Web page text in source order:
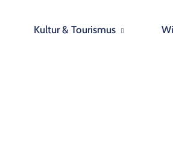
Kultur & Tourismus